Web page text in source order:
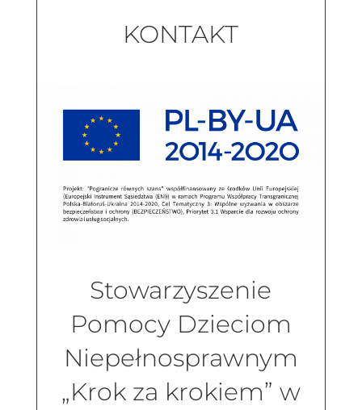
KONTAKT
Stowarzyszenie
Pomocy Dzieciom
Niepełnosprawnym
„Krok za krokiem” w